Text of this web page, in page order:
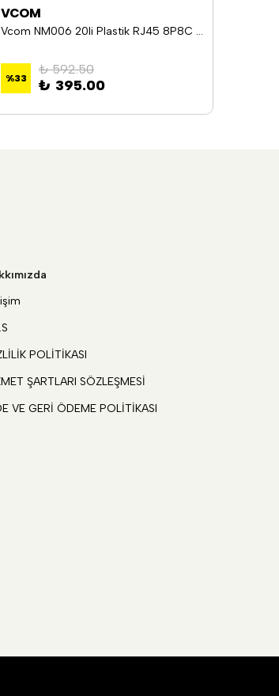
VCOM
Vcom NM006 20li Plastik RJ45 8P8C Cat6-UTP-RJ45-3u Konnektör
%33
₺ 592.50
₺ 395.00
POLİTİKASI
ŞARTLARI SÖZLEŞMESİ
VE GERİ ÖDEME POLİTİKASI